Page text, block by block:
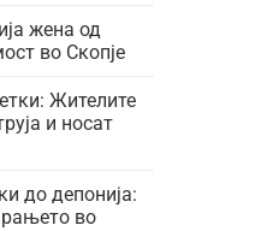
жена од
во Скопје
Жителите
и носат
до депонија:
во